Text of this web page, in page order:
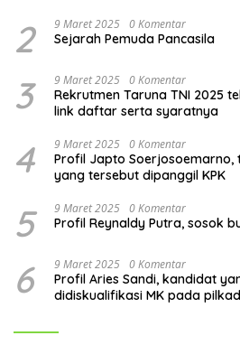
2 9 Maret 2025 0 Komentar
Sejarah Pemuda Pancasila
3 9 Maret 2025 0 Komentar
Rekrutmen Taruna TNI 2025
link daftar serta syaratnya
4 9 Maret 2025 0 Komentar
Profil Japto Soerjosoemarno,
yang tersebut dipanggil KPK
5 9 Maret 2025 0 Komentar
Profil Reynaldy Putra, sosok
6 9 Maret 2025 0 Komentar
Profil Aries Sandi, kandidat
didiskualifikasi MK pada